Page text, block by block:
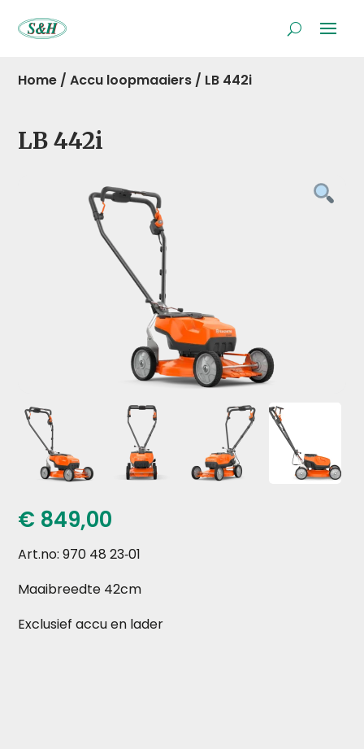
Home /Accu loopmaaiers / LB 442i
LB 442i
€ 849,00
Art.no: 970 48 23‑01
Maaibreedte 42cm
Exclusief accu en lader